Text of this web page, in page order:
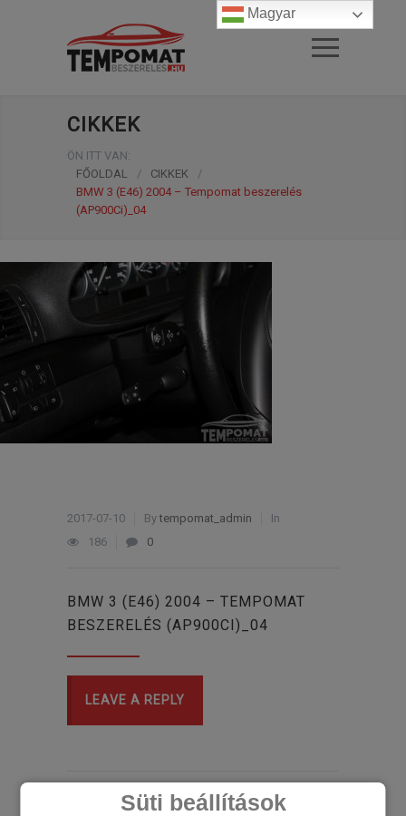
Süti beállítások
CIKKEK
ÖN ITT VAN:
FŐOLDAL
/ CIKKEK
/
BMW 3 (E46) 2004 – Tempomat beszerelés
(AP900Ci)_04
2017-07-10 Bytempomat_admin
In
186
0
BMW 3 (E46) 2004 – TEMPOMAT
BESZERELÉS (AP900CI)_04
LEAVE A REPLY
Magyar